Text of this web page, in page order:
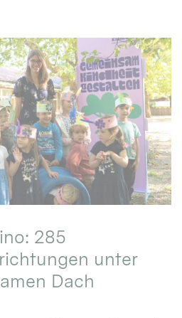
285
unter
Dach